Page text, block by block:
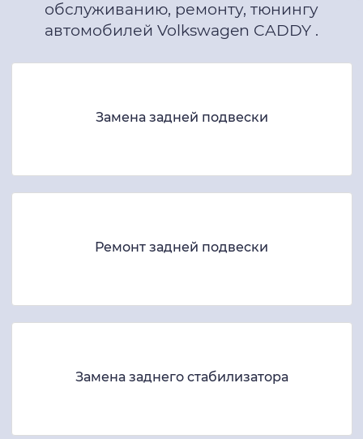
обслуживанию, ремонту, тюнингу
автомобилей Volkswagen CADDY .
Замена задней подвески
Ремонт задней подвески
Замена заднего стабилизатора